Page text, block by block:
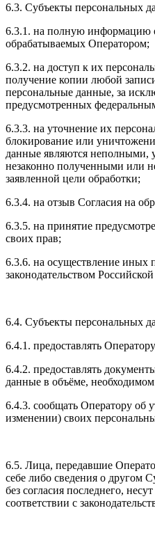
6.3. Субъекты персональных
6.3.1. на полную информацию
обрабатываемых Оператором;
6.3.2. на доступ к их
получение копии любой
персональные данные, за
предусмотренных
6.3.3. на уточнение их
блокирование или
данные являются неполными,
незаконно полученными или
заявленной цели обработки;
6.3.4. на отзыв Согласия на
6.3.5. на принятие
своих прав;
6.3.6. на осуществление иных
законодательством
6.4. Субъекты персональных
6.4.1. предоставлять
6.4.2. предоставлять
данные в объёме,
6.4.3. сообщать Оператору об
изменении) своих
6.5. Лица, передавшие
себе либо сведения о другом
без согласия последнего,
соответствии с